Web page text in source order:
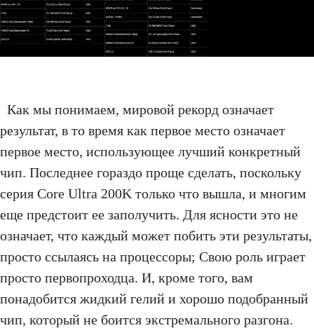
Как мы понимаем, мировой рекорд означает
результат, в то время как первое место означает
первое место, использующее лучший конкретный
чип. Последнее гораздо проще сделать, поскольку
серия Core Ultra 200K только что вышла, и многим
еще предстоит ее заполучить. Для ясности это не
означает, что каждый может побить эти результаты,
просто ссылаясь на процессоры; Свою роль играет
просто первопроходца. И, кроме того, вам
понадобится жидкий гелий и хорошо подобранный
чип, который не боится экстремального разгона.